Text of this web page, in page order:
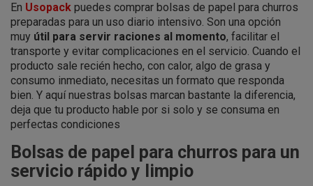
En Usopack puedes comprar bolsas de papel para churros
preparadas para un uso diario intensivo. Son una opción
muy útil para servir raciones al momento, facilitar el
transporte y evitar complicaciones en el servicio. Cuando el
producto sale recién hecho, con calor, algo de grasa y
consumo inmediato, necesitas un formato que responda
bien. Y aquí nuestras bolsas marcan bastante la diferencia,
deja que tu producto hable por si solo y se consuma en
perfectas condiciones
Bolsas de papel para churros para un
servicio rápido y limpio